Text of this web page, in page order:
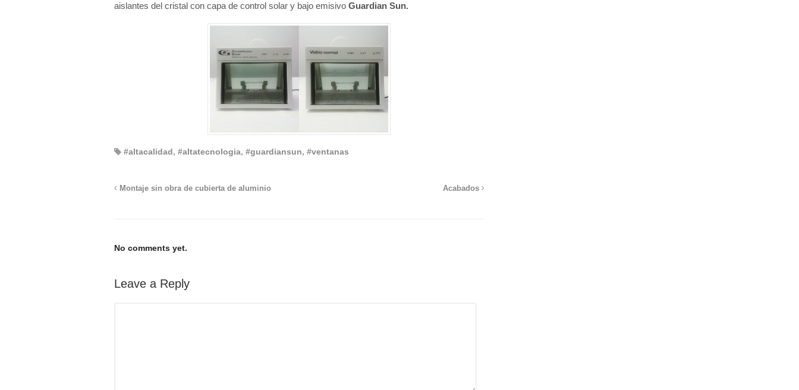
aislantes del cristal con capa de control solar y bajo emisivo Guardian Sun.
#altacalidad, #altatecnologia, #guardiansun, #ventanas
Montaje sin obra de cubierta de aluminio Acabados
No comments yet.
Leave a Reply